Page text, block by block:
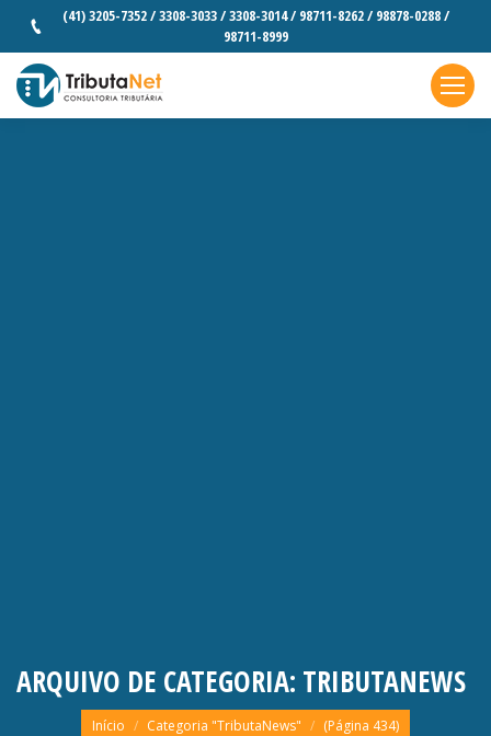
(41) 3205-7352 / 3308-3033 / 3308-3014 / 98711-8262 / 98878-0288 /
98711-8999
ARQUIVO DE CATEGORIA: TRIBUTANEWS
Você está aqui:
Início Categoria "TributaNews" (Página 434)